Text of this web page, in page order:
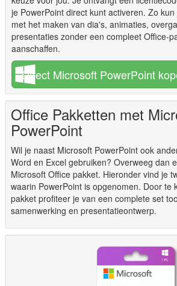
je PowerPoint direct kunt activeren. Zo
met het maken van dia's, animaties,
presentaties zonder een compleet Office-
aanschaffen.
Direct Microsoft PowerPoint kopen
Office Pakketten met
PowerPoint
Wil je naast Microsoft PowerPoint ook
Word en Excel gebruiken? Overweeg dan
Microsoft Office pakket. Hieronder vind je
waarin PowerPoint is opgenomen. Door te
pakket profiteer je van een complete set
samenwerking en presentatieontwerp.